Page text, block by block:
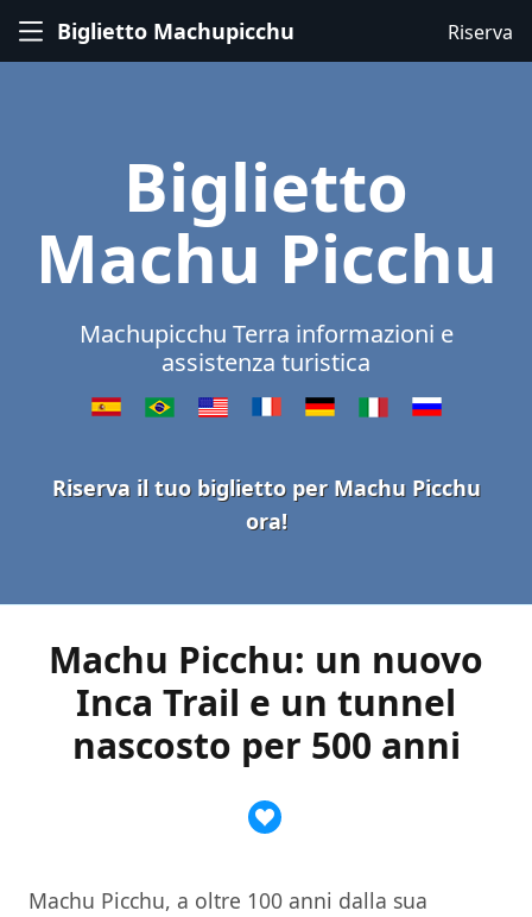
Biglietto Machupicchu Riserva
Biglietto
Machu Picchu
Machupicchu Terra informazioni e
assistenza turistica
Riserva il tuo biglietto per Machu Picchu
ora!
Machu Picchu: un nuovo
Inca Trail e un tunnel
nascosto per 500 anni
Machu Picchu, a oltre 100 anni dalla sua